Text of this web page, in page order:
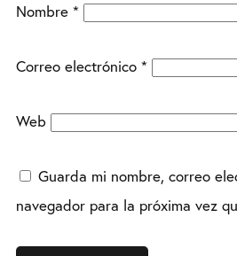
Nombre *
Correo electrónico *
Web
Guarda mi nombre, correo
navegador para la próxima vez